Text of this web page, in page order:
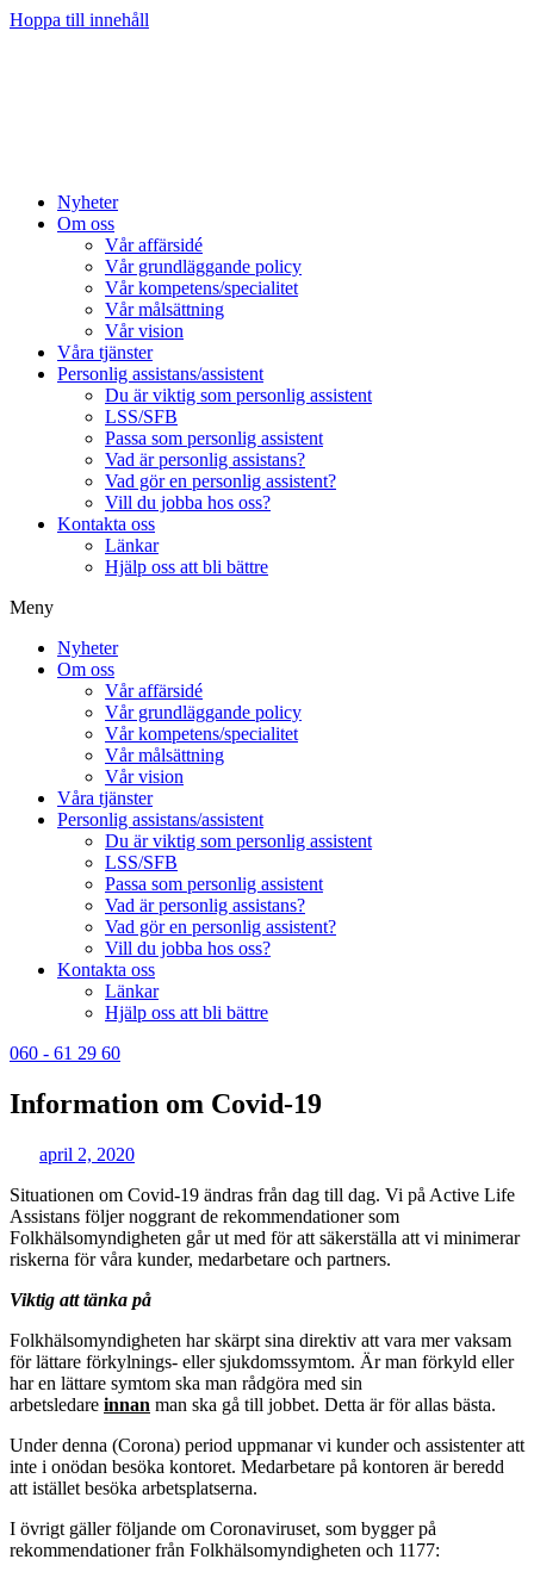
Hoppa till innehåll
Nyheter
Om oss
Vår affärsidé
Vår grundläggande policy
Vår kompetens/specialitet
Vår målsättning
Vår vision
Våra tjänster
Personlig assistans/assistent
Du är viktig som personlig assistent
LSS/SFB
Passa som personlig assistent
Vad är personlig assistans?
Vad gör en personlig assistent?
Vill du jobba hos oss?
Kontakta oss
Länkar
Hjälp oss att bli bättre
Meny
Nyheter
Om oss
Vår affärsidé
Vår grundläggande policy
Vår kompetens/specialitet
Vår målsättning
Vår vision
Våra tjänster
Personlig assistans/assistent
Du är viktig som personlig assistent
LSS/SFB
Passa som personlig assistent
Vad är personlig assistans?
Vad gör en personlig assistent?
Vill du jobba hos oss?
Kontakta oss
Länkar
Hjälp oss att bli bättre
060 - 61 29 60
Information om Covid-19
april 2, 2020
Situationen om Covid-19 ändras från dag till dag. Vi på Active Life
Assistans följer noggrant de rekommendationer som
Folkhälsomyndigheten går ut med för att säkerställa att vi minimerar
riskerna för våra kunder, medarbetare och partners.
Viktig att tänka på
Folkhälsomyndigheten har skärpt sina direktiv att vara mer vaksam
för lättare förkylnings- eller sjukdomssymtom. Är man förkyld eller
har en lättare symtom ska man rådgöra med sin
arbetsledare innan man ska gå till jobbet. Detta är för allas bästa.
Under denna (Corona) period uppmanar vi kunder och assistenter att
inte i onödan besöka kontoret. Medarbetare på kontoren är beredd
att istället besöka arbetsplatserna.
I övrigt gäller följande om Coronaviruset, som bygger på
rekommendationer från Folkhälsomyndigheten och 1177: